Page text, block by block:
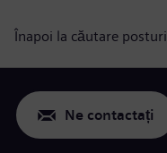
Înapoi la căutare posturi
Ne contactați